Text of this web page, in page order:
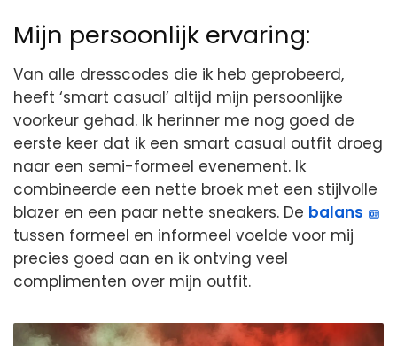
Mijn persoonlijk ervaring:
Van alle dresscodes die ik heb geprobeerd,
heeft ‘smart casual’ altijd mijn persoonlijke
voorkeur gehad. Ik herinner me nog goed de
eerste keer dat ik een smart casual outfit droeg
naar een semi-formeel evenement. Ik
combineerde een nette broek met een stijlvolle
blazer en een paar nette sneakers. De balans
tussen formeel en informeel voelde voor mij
precies goed aan en ik ontving veel
complimenten over mijn outfit.